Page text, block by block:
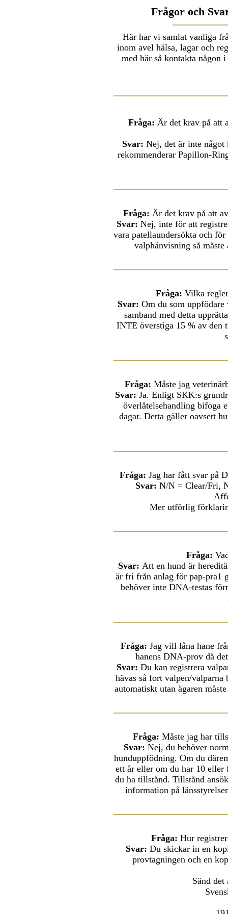
Frågor och
Här har vi samlat vanliga
inom avel hälsa, lagar och
med här så kontakta någon
Fråga: Är det krav på att
Svar: Nej, det är inte något
rekommenderar Papillon-
Fråga: Är det krav på att
Svar: Nej, inte för att
vara patellaundersökta och
valphänvisning så
Fråga: Vilka
Svar: Om du som
samband med detta
INTE överstiga 15 % av den
Fråga: Måste jag
Svar: Ja. Enligt SKK:s
överlåtelsehandling bifoga
dagar. Detta gäller oavsett
Fråga: Jag har fått svar på
Svar: N/N = Clear/Fri,
Mer utförlig
Fråga:
Svar: Att en hund är
är fri från anlag för pap-pra1
behöver inte DNA-testas
Fråga: Jag vill låna hane
hanens DNA-prov då
Svar: Du kan registrera
hävas så fort valpen/
automatiskt utan ägaren
Fråga: Måste jag har
Svar: Nej, du behöver
hunduppfödning. Om du
ett år eller om du har 10 eller
du ha tillstånd. Tillstånd
information på
Fråga: Hur
Svar: Du skickar in en
provtagningen och en
Sänd